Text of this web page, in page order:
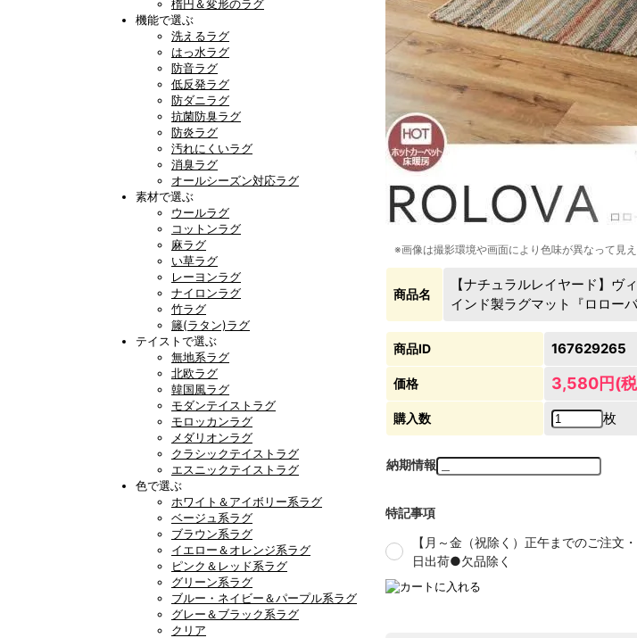
楕円＆変形のラグ
機能で選ぶ
洗えるラグ
はっ水ラグ
防音ラグ
低反発ラグ
防ダニラグ
抗菌防臭ラグ
防炎ラグ
汚れにくいラグ
消臭ラグ
オールシーズン対応ラグ
素材で選ぶ
ウールラグ
コットンラグ
麻ラグ
い草ラグ
レーヨンラグ
ナイロンラグ
竹ラグ
籐(ラタン)ラグ
テイストで選ぶ
無地系ラグ
北欧ラグ
韓国風ラグ
モダンテイストラグ
モロッカンラグ
メダリオンラグ
クラシックテイストラグ
エスニックテイストラグ
色で選ぶ
ホワイト＆アイボリー系ラグ
ベージュ系ラグ
ブラウン系ラグ
イエロー＆オレンジ系ラグ
ピンク＆レッド系ラグ
グリーン系ラグ
ブルー・ネイビー＆パープル系ラグ
グレー＆ブラック系ラグ
クリア
※画像は撮影環境や画面により色味が異なって見
商品名
【ナチュラルレイヤード】
インド製ラグマット『ロロー
商品ID 167629265
価格 3,580円(
購入数 枚
納期情報
特記事項
【月～金（祝除く）正午までのご注文
日出荷●欠品除く